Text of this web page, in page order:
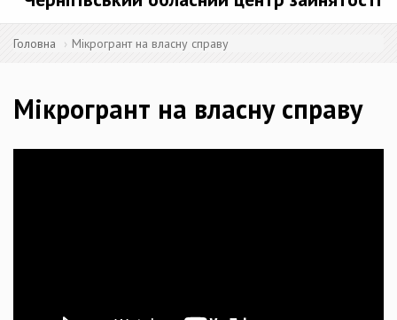
Головна Мікрогрант на власну справу
Мікрогрант на власну справу